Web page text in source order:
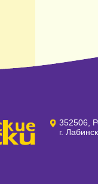
352506,
г.